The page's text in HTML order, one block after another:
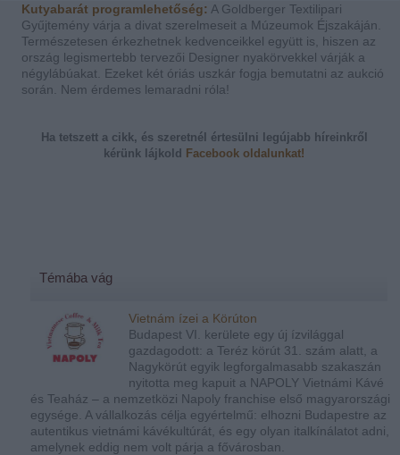
Kutyabarát programlehetőség: A Goldberger Textilipari
Gyűjtemény várja a divat szerelmeseit a Múzeumok Éjszakáján.
Természetesen érkezhetnek kedvenceikkel együtt is, hiszen az
ország legismertebb tervezői Designer nyakörvekkel várják a
négylábúakat. Ezeket két óriás uszkár fogja bemutatni az aukció
során. Nem érdemes lemaradni róla!
Ha tetszett a cikk, és szeretnél értesülni legújabb híreinkről
kérünk lájkold Facebook oldalunkat!
Témába vág
Vietnám ízei a Körúton
Budapest VI. kerülete egy új ízvilággal
gazdagodott: a Teréz körút 31. szám alatt, a
Nagykörút egyik legforgalmasabb szakaszán
nyitotta meg kapuit a NAPOLY Vietnámi Kávé
és Teaház – a nemzetközi Napoly franchise első magyarországi
egysége. A vállalkozás célja egyértelmű: elhozni Budapestre az
autentikus vietnámi kávékultúrát, és egy olyan italkínálatot adni,
amelynek eddig nem volt párja a fővárosban.